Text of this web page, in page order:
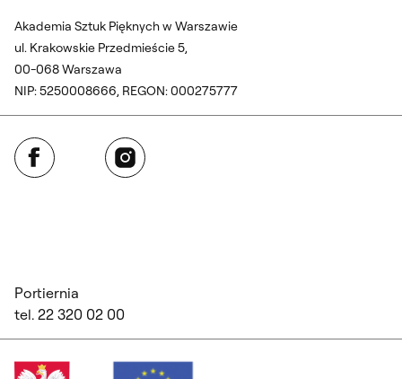
Akademia Sztuk Pięknych w Warszawie
ul. Krakowskie Przedmieście 5,
00-068 Warszawa
NIP: 5250008666, REGON: 000275777
Facebook Instagram
Portiernia
tel. 22 320 02 00